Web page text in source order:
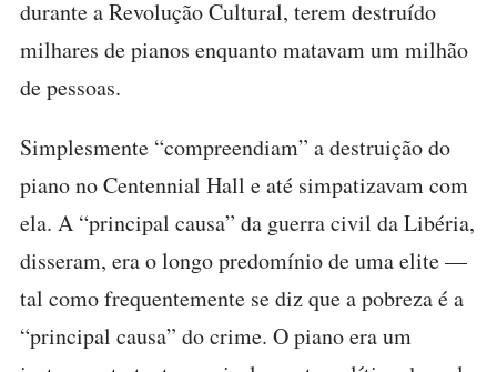
durante a Revolução Cultural, terem destruído
milhares de pianos enquanto matavam um milhão
de pessoas.
Simplesmente “compreendiam” a destruição do
piano no Centennial Hall e até simpatizavam com
ela. A “principal causa” da guerra civil da Libéria,
disseram, era o longo predomínio de uma elite —
tal como frequentemente se diz que a pobreza é a
“principal causa” do crime. O piano era um